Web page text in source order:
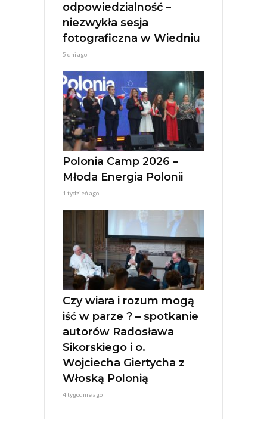
odpowiedzialność –
niezwykła sesja
fotograficzna w Wiedniu
5 dni ago
Polonia Camp 2026 –
Młoda Energia Polonii
1 tydzień ago
Czy wiara i rozum mogą
iść w parze ? – spotkanie
autorów Radosława
Sikorskiego i o.
Wojciecha Giertycha z
Włoską Polonią
4 tygodnie ago